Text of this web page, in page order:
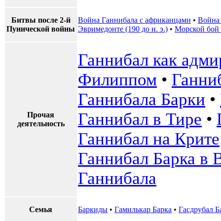
Битвы после 2-й
Пунической войны
Война Ганнибала с африканцами • Война
Эвримедонте (190 до н. э.) • Морской бой
Прочая
деятельность
Ганнибал как
Филиппом •
Ганнибала Барки •
Ганнибал в Тире •
Ганнибал на Крите
Ганнибал Барка в
Ганнибала
Семья Баркиды • Гамилькар Барка • Гасдрубал